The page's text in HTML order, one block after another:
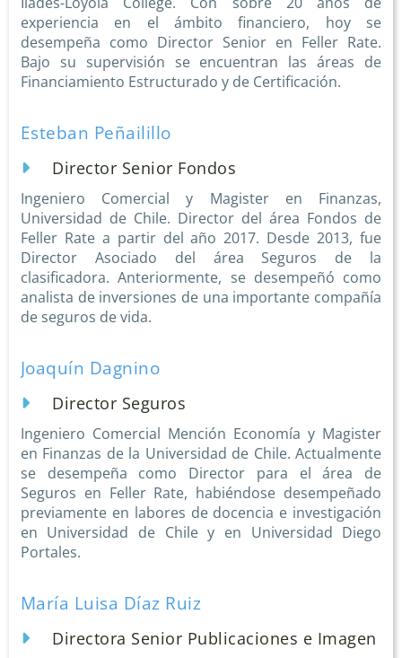
experiencia en el ámbito financiero, hoy se
desempeña como Director Senior en Feller Rate.
Bajo su supervisión se encuentran las áreas de
Financiamiento Estructurado y de Certificación.
Esteban Peñailillo
Director Senior Fondos
Ingeniero Comercial y Magister en Finanzas,
Universidad de Chile. Director del área Fondos de
Feller Rate a partir del año 2017. Desde 2013, fue
Director Asociado del área Seguros de la
clasificadora. Anteriormente, se desempeñó como
analista de inversiones de una importante compañía
de seguros de vida.
Joaquín Dagnino
Director Seguros
Ingeniero Comercial Mención Economía y Magister
en Finanzas de la Universidad de Chile. Actualmente
se desempeña como Director para el área de
Seguros en Feller Rate, habiéndose desempeñado
previamente en labores de docencia e investigación
en Universidad de Chile y en Universidad Diego
Portales.
María Luisa Díaz Ruiz
Directora Senior Publicaciones e Imagen